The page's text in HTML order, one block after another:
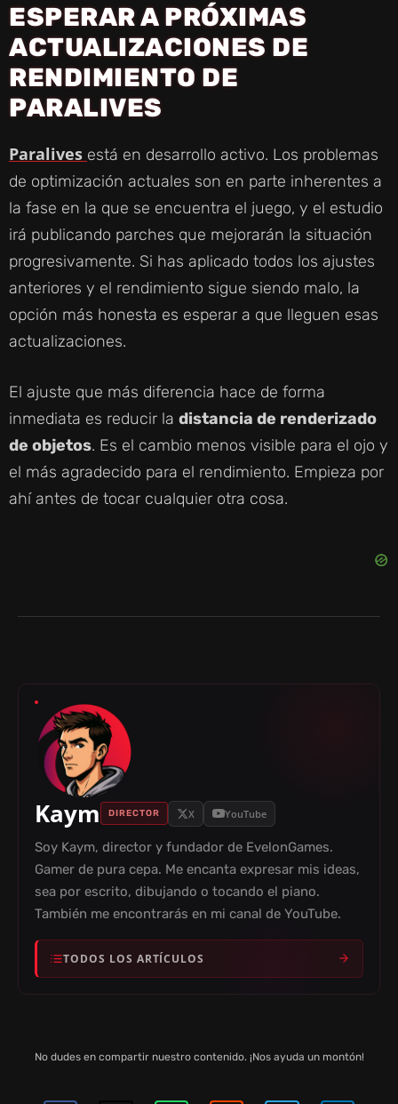
ESPERAR A PRÓXIMAS
ACTUALIZACIONES DE
RENDIMIENTO DE
PARALIVES
Paralives está en desarrollo activo. Los problemas
de optimización actuales son en parte inherentes a
la fase en la que se encuentra el juego, y el estudio
irá publicando parches que mejorarán la situación
progresivamente. Si has aplicado todos los ajustes
anteriores y el rendimiento sigue siendo malo, la
opción más honesta es esperar a que lleguen esas
actualizaciones.
El ajuste que más diferencia hace de forma
inmediata es reducir la distancia de renderizado
de objetos. Es el cambio menos visible para el ojo y
el más agradecido para el rendimiento. Empieza por
ahí antes de tocar cualquier otra cosa.
Kaym DIRECTOR X YouTube
Soy Kaym, director y fundador de EvelonGames.
Gamer de pura cepa. Me encanta expresar mis ideas,
sea por escrito, dibujando o tocando el piano.
También me encontrarás en mi canal de YouTube.
TODOS LOS ARTÍCULOS
No dudes en compartir nuestro contenido. ¡Nos ayuda un montón!